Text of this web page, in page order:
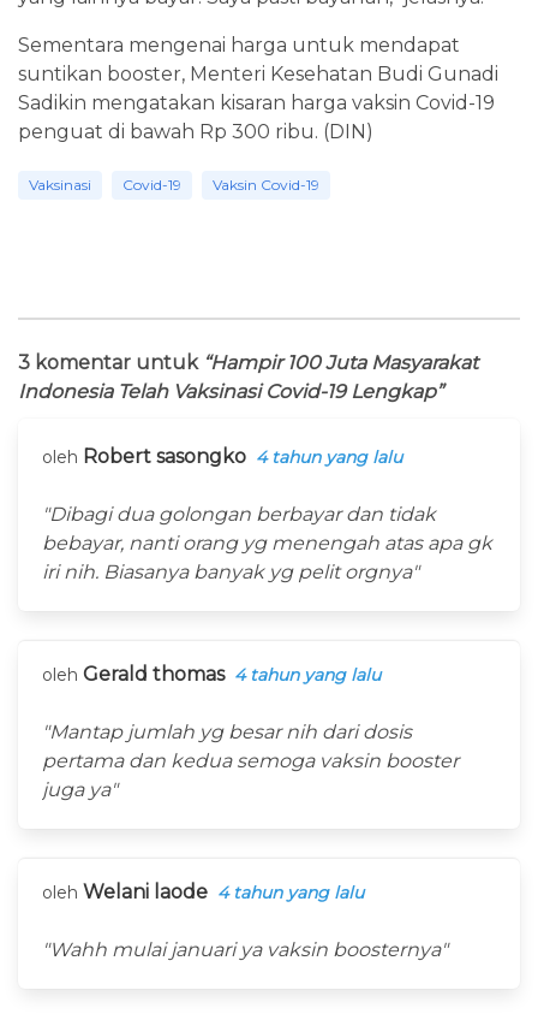
Sementara mengenai harga untuk mendapat
suntikan booster, Menteri Kesehatan Budi Gunadi
Sadikin mengatakan kisaran harga vaksin Covid-19
penguat di bawah Rp 300 ribu. (DIN)
Vaksinasi Covid-19 Vaksin Covid-19
3 komentar untuk “Hampir 100 Juta Masyarakat
Indonesia Telah Vaksinasi Covid-19 Lengkap”
oleh Robert sasongko 4 tahun yang lalu
"Dibagi dua golongan berbayar dan tidak
bebayar, nanti orang yg menengah atas apa gk
iri nih. Biasanya banyak yg pelit orgnya"
oleh Gerald thomas 4 tahun yang lalu
"Mantap jumlah yg besar nih dari dosis
pertama dan kedua semoga vaksin booster
juga ya"
oleh Welani laode 4 tahun yang lalu
"Wahh mulai januari ya vaksin boosternya"